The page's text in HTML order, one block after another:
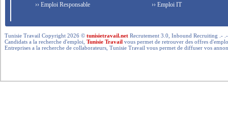
›› Emploi Responsable
›› Emploi IT
Tunisie Travail Copyright 2026 ©tunisietravail.net Recrutement 3.0, Inbound Recruiting .-
Candidats a la recherche d'emploi,Tunisie Travail vous permet de retrouver des offres
Entreprises a la recherche de collaborateurs, Tunisie Travail vous permet de diffuser vos